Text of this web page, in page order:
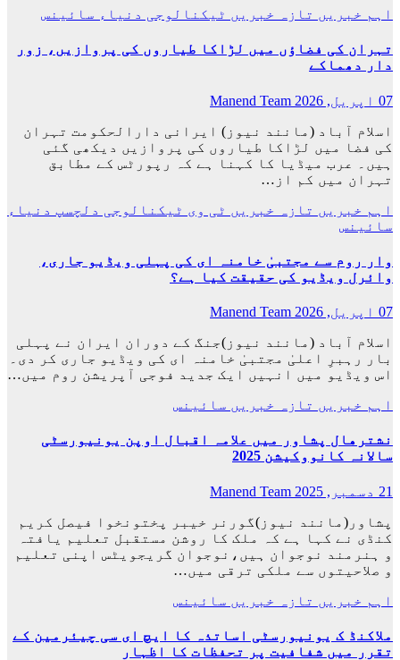
اہم خبریں تازہ خبریں ٹیکنالوجی دنیاء سائینس
تہران کی فضاؤں میں لڑاکا طیاروں کی پروازیں، زور
دار دھماکے
07 اپریل, 2026
Manend Team
اسلام آباد (مانند نیوز) ایرانی دارالحکومت تہران
کی فضا میں لڑاکا طیاروں کی پروازیں دیکھی گئی
ہیں۔ عرب میڈیا کا کہنا ہے کہ رپورٹس کے مطابق
تہران میں کم از…
اہم خبریں تازہ خبریں ٹی وی ٹیکنالوجی دلچسپ دنیاء
سائینس
وار روم سے مجتبیٰ خامنہ ای کی پہلی ویڈیو جاری،
وائرل ویڈیو کی حقیقت کیا ہے؟
07 اپریل, 2026
Manend Team
اسلام آباد (مانند نیوز)جنگ کے دوران ایران نے پہلی
بار رہبرِ اعلیٰ مجتبیٰ خامنہ ای کی ویڈیو جاری کر دی۔
اس ویڈیو میں انہیں ایک جدید فوجی آپریشن روم میں…
اہم خبریں تازہ خبریں سائینس
نشترهال پشاور میں علامہ اقبال اوپن یونیورسٹی
سالانہ کانووکیشن 2025
21 دسمبر, 2025
Manend Team
پشاور(مانند نیوز)گورنر خیبر پختونخوا فیصل کریم
کنڈی نے کہا ہے کہ ملک کا روشن مستقبل تعلیم یافتہ
و ہنرمند نوجوان ہیں،نوجوان گریجویٹس اپنی تعلیم
و صلاحیتوں سے ملکی ترقی میں…
اہم خبریں تازہ خبریں سائینس
ملاکنڈ ک یونیورسٹی اساتذہ کا ایچ ای سی چیئرمین کے
تقرر میں شفافیت پر تحفظات کا اظہار